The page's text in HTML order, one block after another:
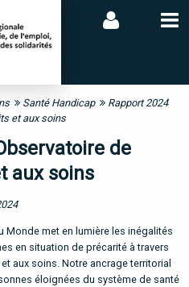
Santé Handicap
Rapport 2024
et aux soins
de
aux soins
Monde met en lumière les inégalités
en situation de précarité à travers
aux soins. Notre ancrage territorial
éloignées du système de santé